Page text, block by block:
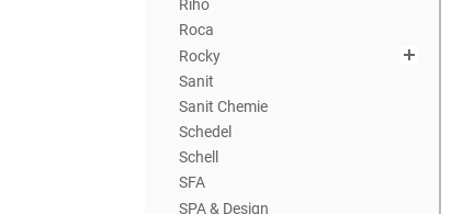
Riho
Roca
Rocky
Sanit
Sanit Chemie
Schedel
Schell
SFA
SPA & Design